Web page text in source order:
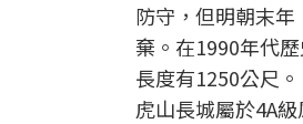
防守，但明朝末
棄。在1990年代
長度有1250公尺。
虎山長城屬於4A